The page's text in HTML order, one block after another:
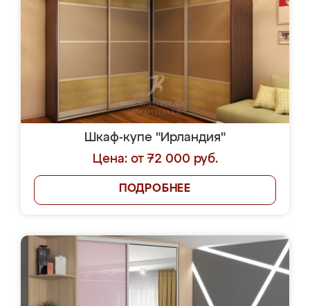
Шкаф-купе "Ирландия"
Цена: от 72 000 руб.
ПОДРОБНЕЕ